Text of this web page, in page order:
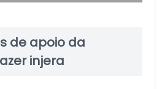
de apoio da
injera